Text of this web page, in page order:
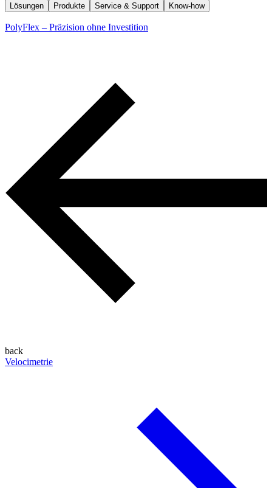
Lösungen Produkte Service & Support Know-how
PolyFlex – Präzision ohne Investition
back
Velocimetrie